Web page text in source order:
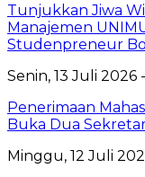
Tunjukkan Jiwa
Manajemen
Studenpreneur
Senin, 13 Juli 2026
Penerimaan
Buka Dua
Minggu, 12 Juli